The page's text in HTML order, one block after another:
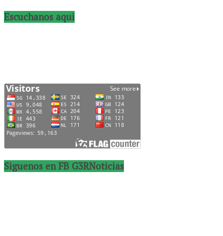
Escuchanos aqui
Siguenos en FB G3RNoticias